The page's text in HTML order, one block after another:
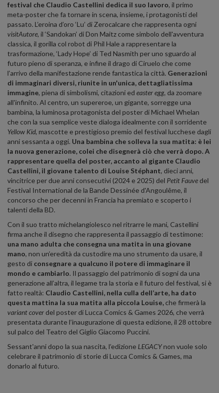
festival che Claudio Castellini dedica il suo lavoro, il primo
meta-poster che fa tornare in scena, insieme, i protagonisti del
passato. L’eroina d’oro ‘Lu’ di Zerocalcare che rappresenta ogni
visitAutore, il ‘Sandokan’ di Don Maitz come simbolo dell'avventura
classica, il gorilla col robot di Phil Hale a rappresentare la
trasformazione, ‘Lady Hope’ di Ted Nasmith per uno sguardo al
futuro pieno di speranza, e infine il drago di Ciruelo che come
l’arrivo della manifestazione rende fantastica la città. Generazioni
di immaginari diversi, riunite in un'unica, dettagliatissima
immagine, piena di simbolismi, citazioni ed easter egg, da zoomare
all'infinito. Al centro, un supereroe, un gigante, sorregge una
bambina, la luminosa protagonista del poster di Michael Whelan
che con la sua semplice veste dialoga idealmente con il sorridente
Yellow Kid, mascotte e prestigioso premio del festival lucchese dagli
anni sessanta a oggi. Una bambina che solleva la sua matita: è lei
la nuova generazione, colei che disegnerà ciò che verrà dopo. A
rappresentare quella del poster, accanto al gigante Claudio
Castellini, il giovane talento di Louise Stéphant, dieci anni,
vincitrice per due anni consecutivi (2024 e 2025) del Petit Fauve del
Festival International de la Bande Dessinée d'Angoulême, il
concorso che per decenni in Francia ha premiato e scoperto i
talenti della BD.
Con il suo tratto michelangiolesco nel ritrarre le mani, Castellini
firma anche il disegno che rappresenta il passaggio di testimone:
una mano adulta che consegna una matita in una giovane
mano, non un’eredità da custodire ma uno strumento da usare, il
gesto di consegnare a qualcuno il potere di immaginare il
mondo e cambiarlo. Il passaggio del patrimonio di sogni da una
generazione all’altra, il legame tra la storia e il futuro del festival, si è
fatto realtà: Claudio Castellini, nella culla dell’arte, ha dato
questa mattina la sua matita alla piccola Louise, che firmerà la
variant cover del poster di Lucca Comics & Games 2026, che verrà
presentata durante l’inaugurazione di questa edizione, il 28 ottobre
sul palco del Teatro del Giglio Giacomo Puccini.
Sessant'anni dopo la sua nascita, l’edizione LEGACYnon vuole solo
celebrare il patrimonio di storie di Lucca Comics & Games, ma
donarlo al futuro.